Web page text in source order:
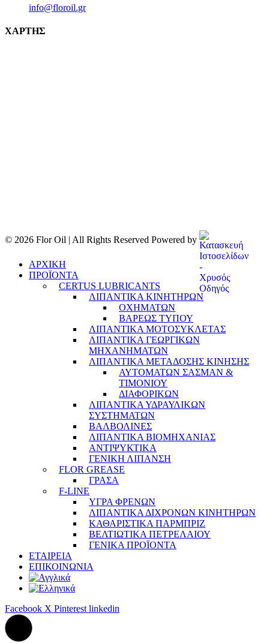
info@florοil.gr
ΧΑΡΤΗΣ
© 2026 Flor Oil | All Rights Reserved Powered by
ΑΡΧΙΚΗ
ΠΡΟΪΟΝΤΑ
CERTUS LUBRICANTS
ΛΙΠΑΝΤΙΚΑ ΚΙΝΗΤΗΡΩΝ
ΟΧΗΜΑΤΩΝ
ΒΑΡΕΩΣ ΤΥΠΟΥ
ΛΙΠΑΝΤΙΚΑ ΜΟΤΟΣΥΚΛΕΤΑΣ
ΛΙΠΑΝΤΙΚΑ ΓΕΩΡΓΙΚΩΝ
ΜΗΧΑΝΗΜΑΤΩΝ
ΛΙΠΑΝΤΙΚΑ ΜΕΤΑΔΟΣΗΣ ΚΙΝΗΣΗΣ
ΑΥΤΟΜΑΤΩΝ ΣΑΣΜΑΝ &
ΤΙΜΟΝΙΟΥ
ΔΙΑΦΟΡΙΚΩΝ
ΛΙΠΑΝΤΙΚΑ ΥΔΡΑΥΛΙΚΩΝ
ΣΥΣΤΗΜΑΤΩΝ
ΒΑΛΒΟΛΙΝΕΣ
ΛΙΠΑΝΤΙΚΑ ΒΙΟΜΗΧΑΝΙΑΣ
ΑΝΤΙΨΥΚΤΙΚΑ
ΓΕΝΙΚΗ ΛΙΠΑΝΣΗ
FLOR GREASE
ΓΡΑΣΑ
F-LINE
ΥΓΡΑ ΦΡΕΝΩΝ
ΛΙΠΑΝΤΙΚΑ ΔΙΧΡΟΝΩΝ ΚΙΝΗΤΗΡΩΝ
ΚΑΘΑΡΙΣΤΙΚΑ ΠΑΡΜΠΡΙΖ
ΒΕΛΤΙΩΤΙΚΑ ΠΕΤΡΕΛΑΙΟΥ
ΓΕΝΙΚΑ ΠΡΟΪΟΝΤΑ
ΕΤΑΙΡΕΙΑ
ΕΠΙΚΟΙΝΩΝΙΑ
Facebook X Pinterest linkedin